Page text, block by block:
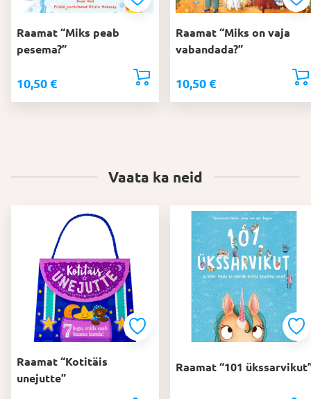
Raamat “Miks peab
pesema?”
10,50 €
Raamat “Miks on vaja
vabandada?”
10,50 €
Vaata ka neid
Raamat “Kotitäis
unejutte”
Raamat “101